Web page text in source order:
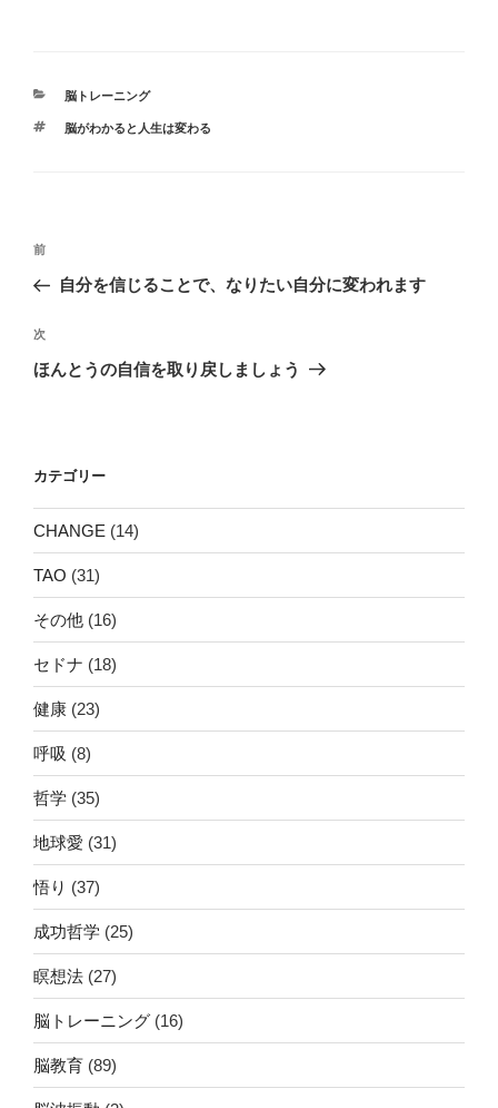
カ
ゴ
脳トレーニング
タ
脳がわかると人生は変わる
投
ナ
ビ
ゲ
ン
前
の
稿
前
自分を信じることで、なりたい自分に変われます
次
の
次
ほんとうの自信を取り戻しましょう
カテゴリー
CHANGE (14)
TAO (31)
その他 (16)
セドナ (18)
健康 (23)
呼吸 (8)
哲学 (35)
地球愛 (31)
悟り (37)
成功哲学 (25)
瞑想法 (27)
脳トレーニング (16)
脳教育 (89)